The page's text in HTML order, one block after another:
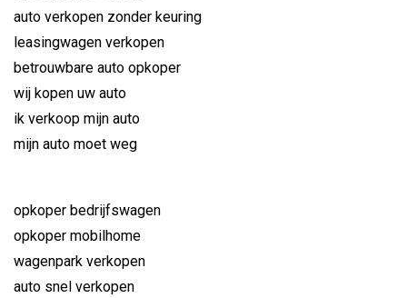
auto verkopen zonder keuring
leasingwagen verkopen
betrouwbare auto opkoper
wij kopen uw auto
ik verkoop mijn auto
mijn auto moet weg
opkoper bedrijfswagen
opkoper mobilhome
wagenpark verkopen
auto snel verkopen